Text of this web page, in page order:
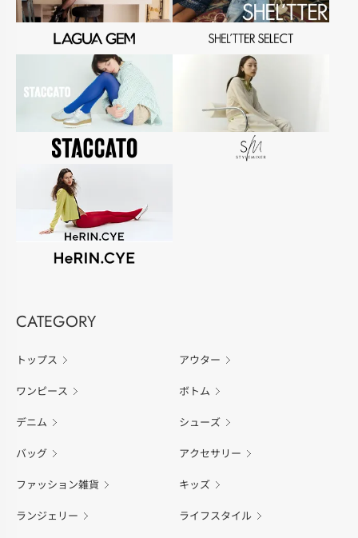
CATEGORY
トップス アウター
ワンピース ボトム
デニム シューズ
バッグ アクセサリー
ファッション雑貨 キッズ
ランジェリー ライフスタイル